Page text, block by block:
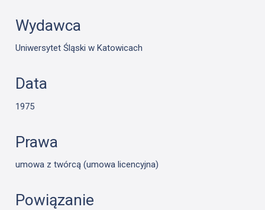
Wydawca
Uniwersytet Śląski w Katowicach
Data
1975
Prawa
umowa z twórcą (umowa licencyjna)
Powiązanie